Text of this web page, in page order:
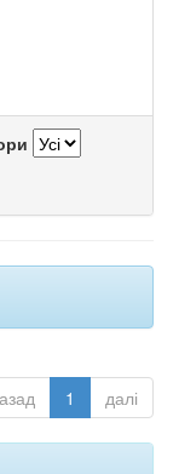
1 далі